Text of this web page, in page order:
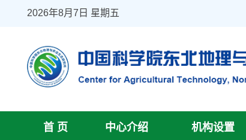
2026年8月7日 星期五
首 页 中心介绍 机构设置